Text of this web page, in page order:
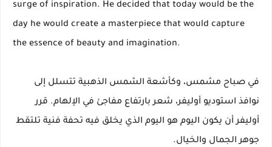
surge of inspiration. He decided that today would be the
day he would create a masterpiece that would capture
the essence of beauty and imagination.
في صباح مشمس، وكأشعة الشمس الذهبية تتسلل إلى
نوافذ استوديو أوليفر، شعر بارتفاع مفاجئ في الإلهام. قرر
أوليفر أن يكون اليوم هو اليوم الذي يخلق فيه تحفة فنية تلتقط
جوهر الجمال والخيال.